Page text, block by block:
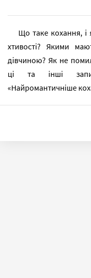
Що таке кохання, і
хтивості? Якими
дівчиною? Як не
ці та інші
«Найромантичніше